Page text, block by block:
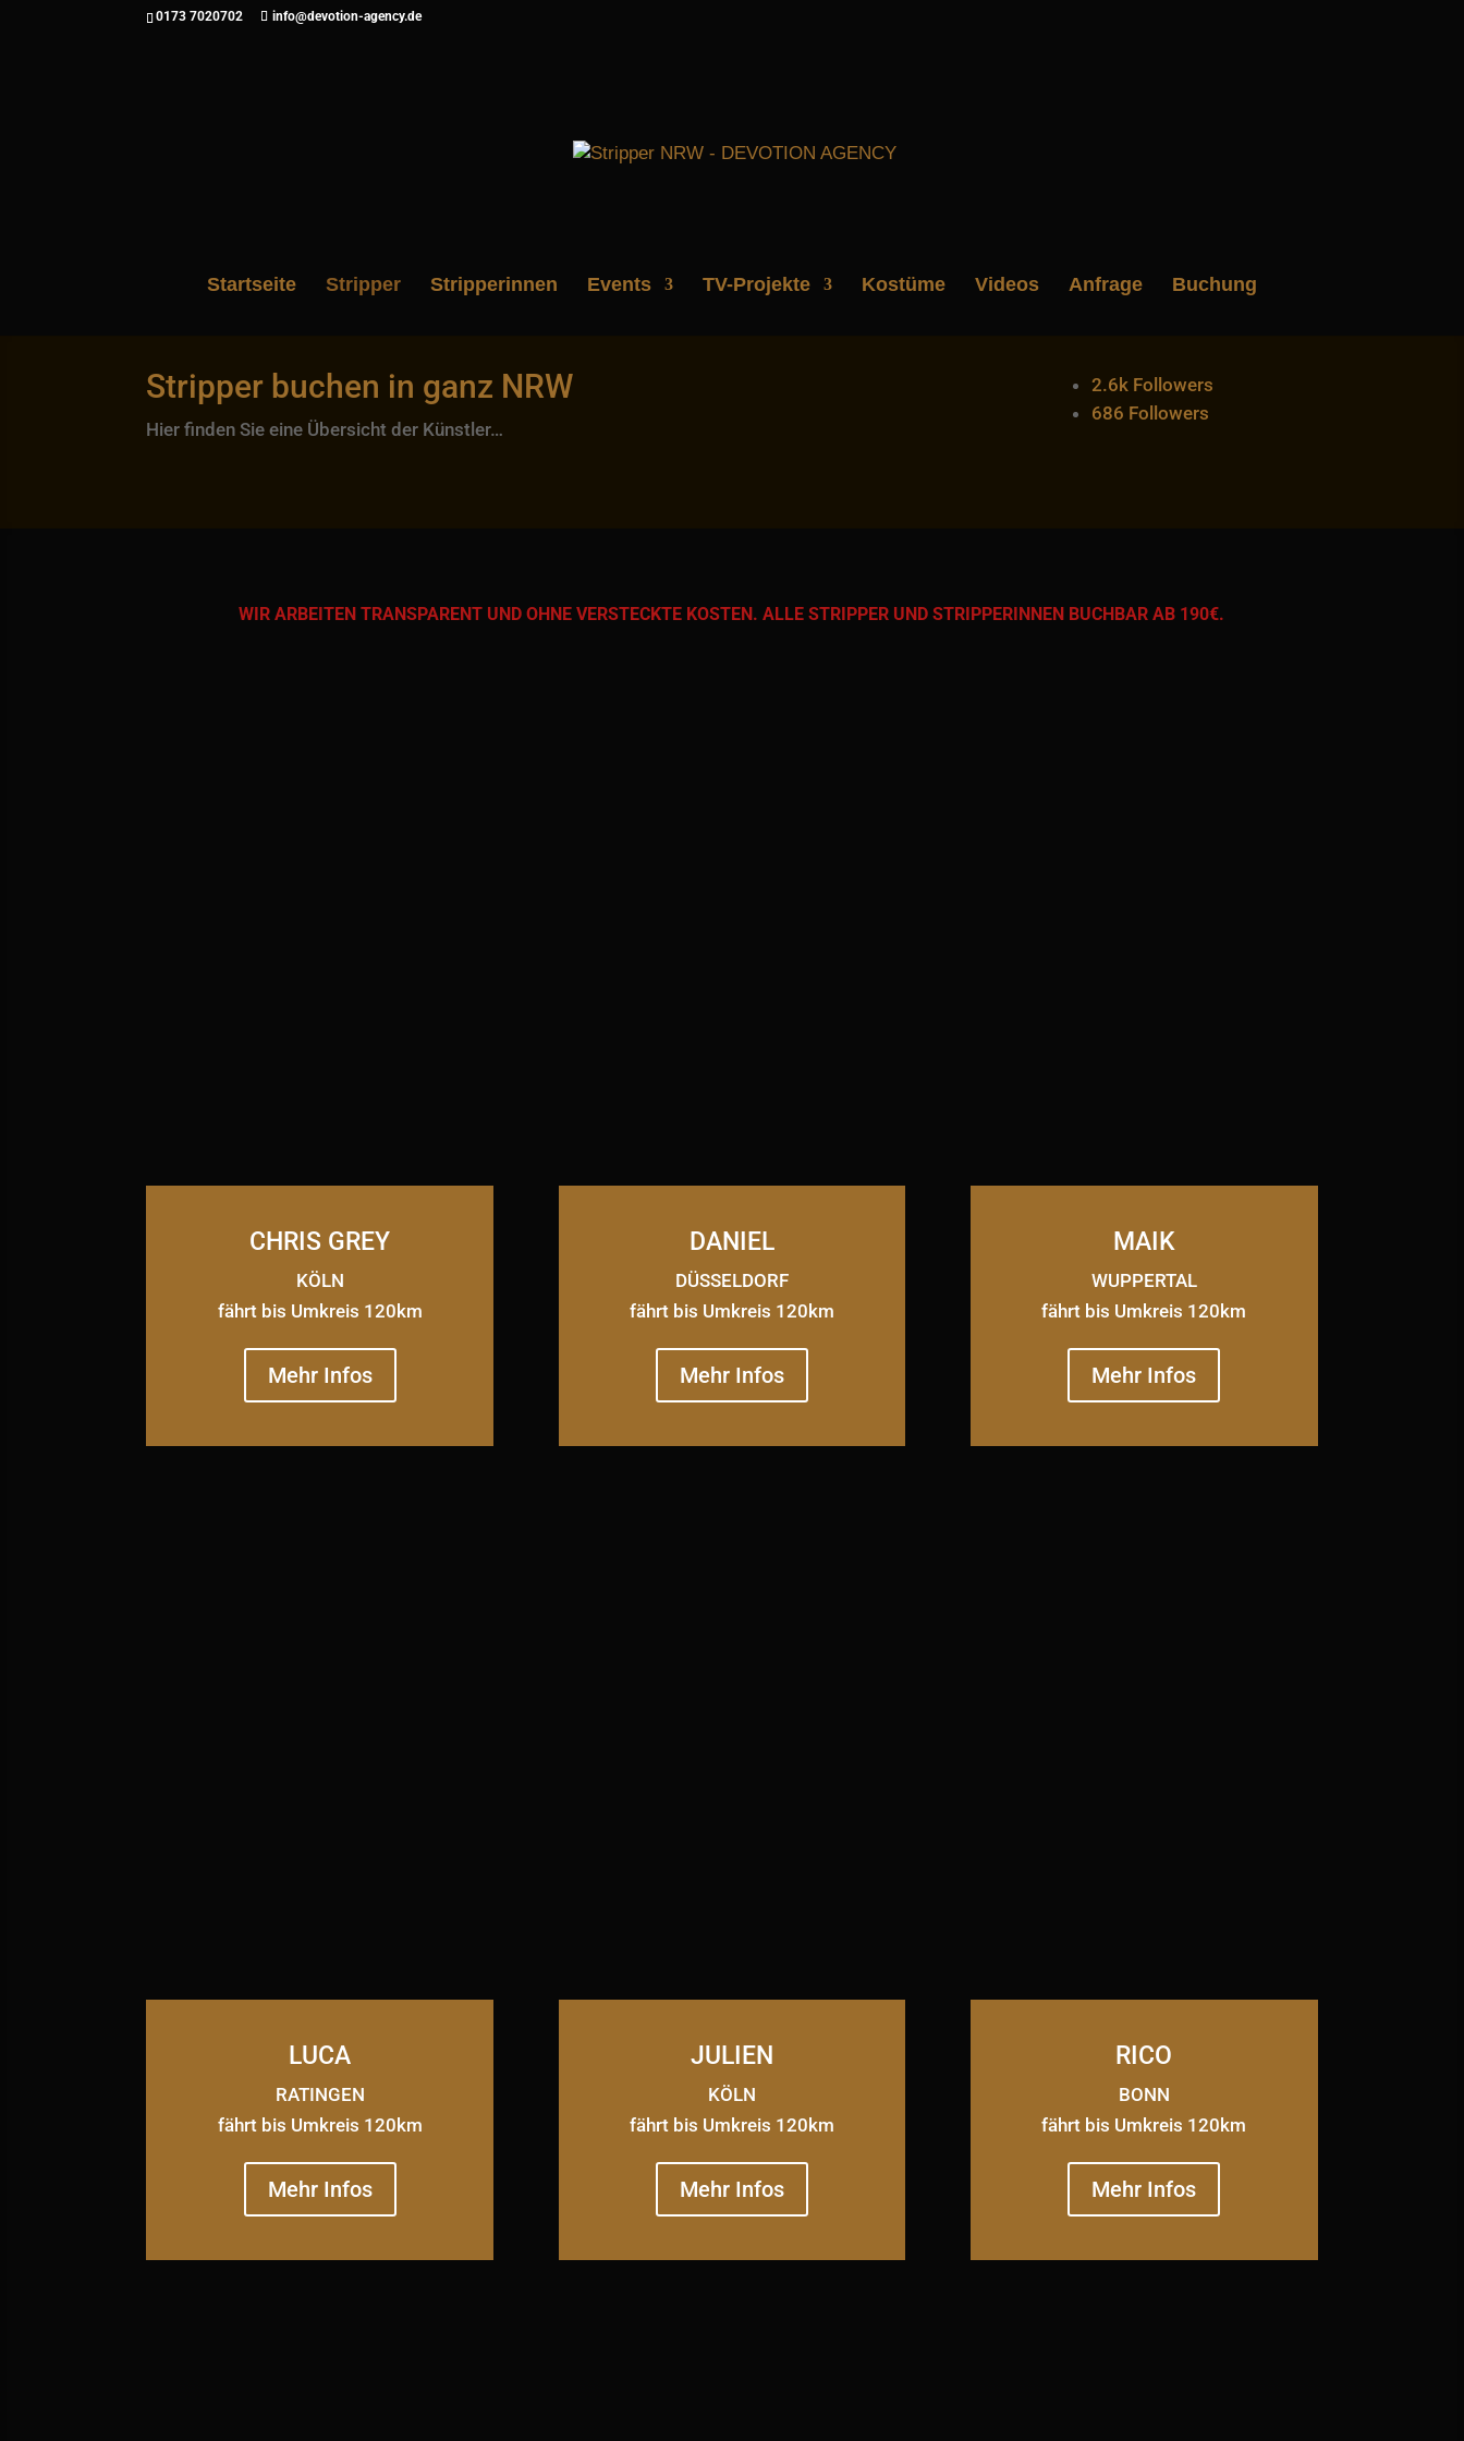
0173 7020702 info@devotion-agency.de
Startseite Stripper Stripperinnen Events TV-Projekte Kostüme Videos Anfrage Buchung
Stripper buchen in ganz NRW
Hier finden Sie eine Übersicht der Künstler…
2.6k Followers
686 Followers
WIR ARBEITEN TRANSPARENT UND OHNE VERSTECKTE KOSTEN. ALLE STRIPPER UND STRIPPERINNEN BUCHBAR AB 190€.
CHRIS GREY
KÖLN
fährt bis Umkreis 120km
Mehr Infos
LUCA
RATINGEN
fährt bis Umkreis 120km
Mehr Infos
DANIEL
DÜSSELDORF
fährt bis Umkreis 120km
Mehr Infos
JULIEN
KÖLN
fährt bis Umkreis 120km
Mehr Infos
MAIK
WUPPERTAL
fährt bis Umkreis 120km
Mehr Infos
RICO
BONN
fährt bis Umkreis 120km
Mehr Infos